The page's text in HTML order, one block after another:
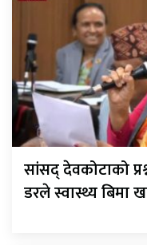
सांसद् देवकोटाको
डरले स्वास्थ्य बिमा